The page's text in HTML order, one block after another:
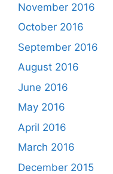
November 2016
October 2016
September 2016
August 2016
June 2016
May 2016
April 2016
March 2016
December 2015